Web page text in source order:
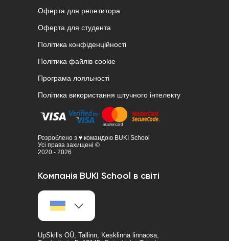
Оферта для репетитора
Оферта для студента
Політика конфіденційності
Політика файлів cookie
Програма лояльності
Політика використання штучного інтелекту
Розроблено з ♥ командою BUKI School
Усі права захищені ©
2020 - 2026
Компанія BUKI School в світі
UpSkills OÜ, Tallinn, Kesklinna linnaosa,